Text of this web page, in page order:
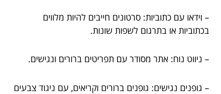
– וידאו עם כתוביות: סרטונים חייבים להיות מלווים
בכתוביות או בתרגום לשפות שונות.
– ניווט נוח: אתר מסודר עם תפריטים ברורים ונגישים.
– גופנים נגישים: גופנים ברורים וקריאים, עם ניגוד צבעים